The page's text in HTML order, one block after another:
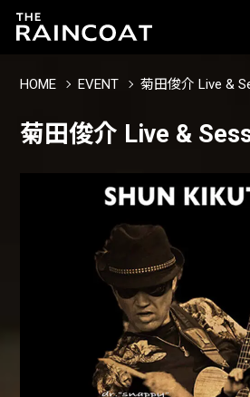
HOME EVENT 菊田俊介 Live &
菊田俊介 Live &